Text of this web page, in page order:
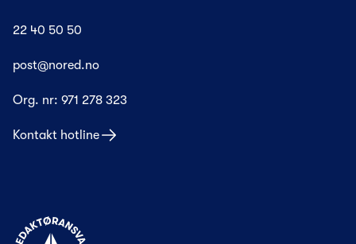
22 40 50 50
post@nored.no
Org. nr: 971 278 323
Kontakt hotline
Til forsiden